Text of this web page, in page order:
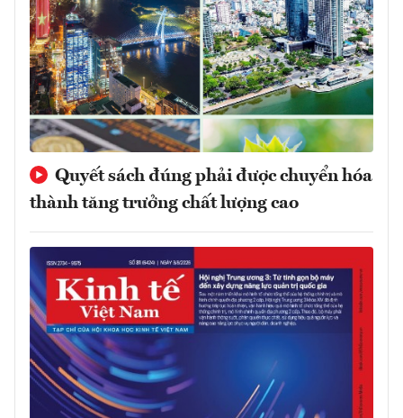
Quyết sách đúng phải được chuyển hóa
thành tăng trưởng chất lượng cao